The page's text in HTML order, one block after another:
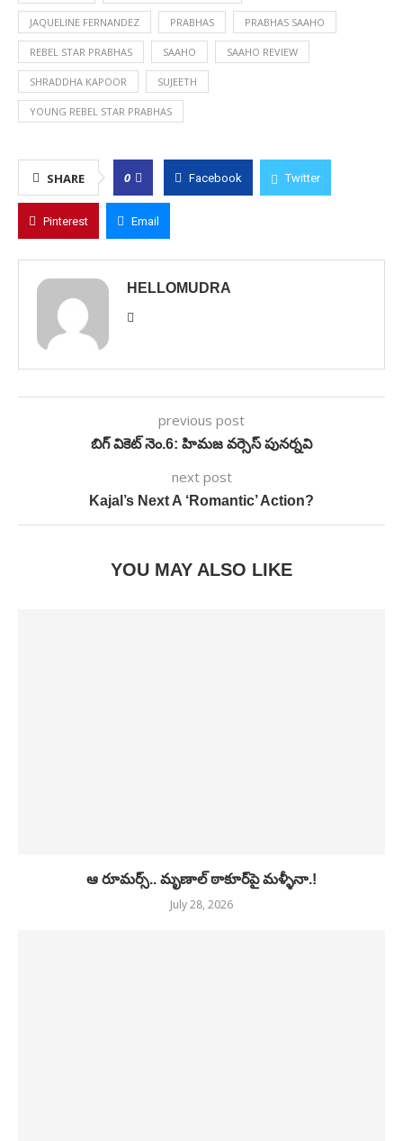
JAQUELINE FERNANDEZ PRABHAS PRABHAS SAAHO
REBEL STAR PRABHAS SAAHO SAAHO REVIEW
SHRADDHA KAPOOR SUJEETH
YOUNG REBEL STAR PRABHAS
SHARE 0 Facebook Twitter
Pinterest Email
HELLOMUDRA
previous post
బిగ్‌ వికెట్‌ నెం.6: హిమజ వర్సెస్‌ పునర్నవి
next post
Kajal’s Next A ‘Romantic’ Action?
YOU MAY ALSO LIKE
ఆ రూమర్స్.. మృణాల్ ఠాకూర్‌పై మళ్ళీనా.!
July 28, 2026